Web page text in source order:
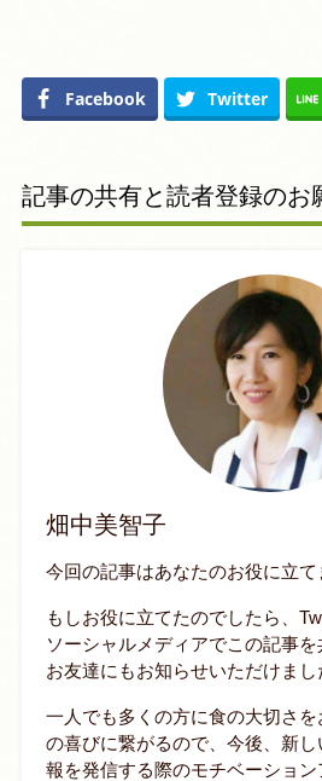
Facebook Twitter
記事の共有と読者登録のお
畑中美智子
今回の記事はあなたのお役に立て
もしお役に立てたのでしたら、
ソーシャルメディアでこの記事
お友達にもお知らせいただけまし
一人でも多くの方に食の大切さ
の喜びに繋がるので、今後、新
報を発信する際のモチベーション